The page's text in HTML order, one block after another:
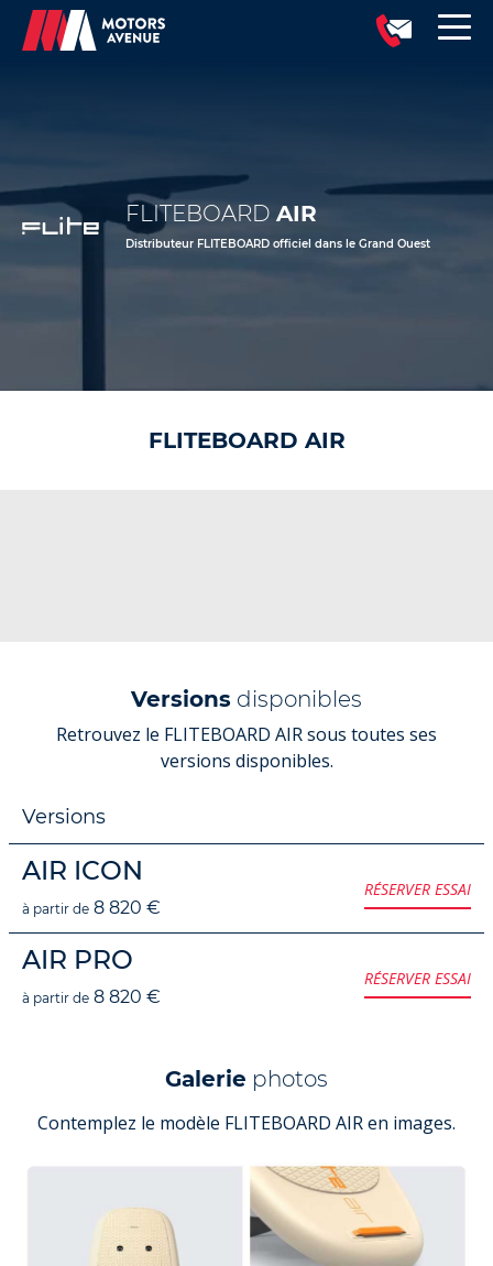
FLITEBOARD AIR
Distributeur FLITEBOARD officiel dans le Grand Ouest
FLITEBOARD AIR
Versions disponibles
Retrouvez le FLITEBOARD AIR sous toutes ses
versions disponibles.
Versions
AIR ICON
à partir de 8 820 €
RÉSERVER ESSAI
AIR PRO
à partir de 8 820 €
RÉSERVER ESSAI
Galerie photos
Contemplez le modèle FLITEBOARD AIR en images.